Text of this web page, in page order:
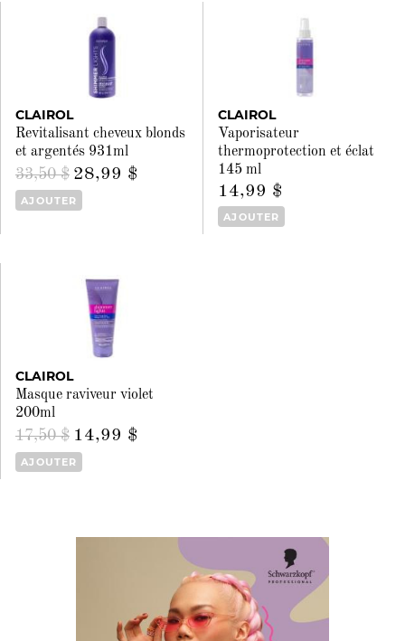
CLAIROL
Revitalisant cheveux blonds
et argentés 931ml
33,50 $ 28,99 $
AJOUTER
CLAIROL
Vaporisateur
thermoprotection et éclat
145 ml
14,99 $
AJOUTER
CLAIROL
Masque raviveur violet
200ml
17,50 $ 14,99 $
AJOUTER